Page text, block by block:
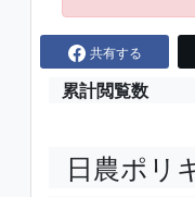
共有する
累計閲覧数
日農ポリ